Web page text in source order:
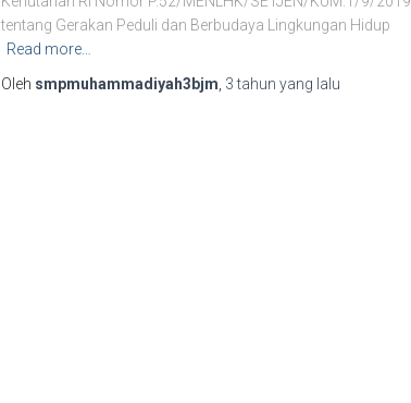
tentang Gerakan Peduli dan Berbudaya Lingkungan Hidup
Read more…
Oleh smpmuhammadiyah3bjm 3 tahun yang lalu